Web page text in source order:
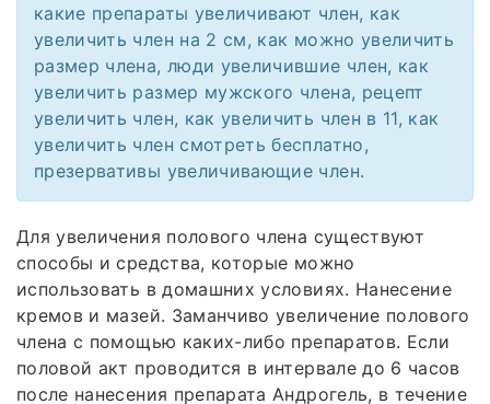
какие препараты увеличивают член, как
увеличить член на 2 см, как можно увеличить
размер члена, люди увеличившие член, как
увеличить размер мужского члена, рецепт
увеличить член, как увеличить член в 11, как
увеличить член смотреть бесплатно,
презервативы увеличивающие член.
Для увеличения полового члена существуют
способы и средства, которые можно
использовать в домашних условиях. Нанесение
кремов и мазей. Заманчиво увеличение полового
члена с помощью каких-либо препаратов. Если
половой акт проводится в интервале до 6 часов
после нанесения препарата Андрогель, в течение